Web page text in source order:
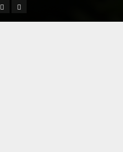
¿ Quién soy…?
Más información sobre las